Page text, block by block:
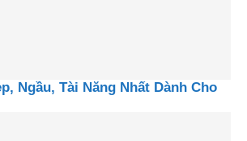
Ngầu, Tài Năng Nhất Dành Cho